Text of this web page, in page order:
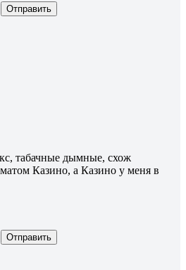
Отправить
табачные дымные, схож
Казино, а Казино у меня в
Отправить